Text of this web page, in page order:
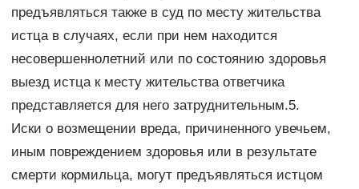
предъявляться также в суд по месту жительства
истца в случаях, если при нем находится
несовершеннолетний или по состоянию здоровья
выезд истца к месту жительства ответчика
представляется для него затруднительным.5.
Иски о возмещении вреда, причиненного увечьем,
иным повреждением здоровья или в результате
смерти кормильца, могут предъявляться истцом